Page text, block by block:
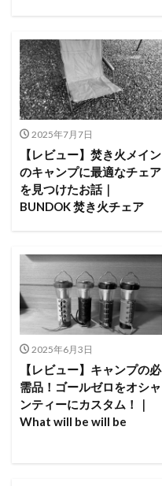
2025年7月7日
【レビュー】焚き火メイン
のキャンプに最適なチェア
を見つけたお話｜
BUNDOK 焚き火チェア
2025年6月3日
【レビュー】キャンプの必
需品！ゴールゼロをオシャ
ンティーにカスタム！｜
What will be will be
神対応